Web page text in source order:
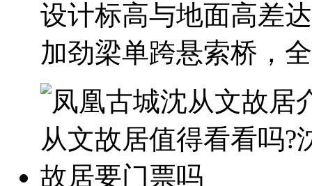
设计标高与地面高差
加劲梁单跨悬索桥，